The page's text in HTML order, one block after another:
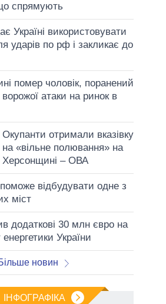
спрямують
Україні використовувати
ударів по рф і закликає до
помер чоловік, поранений
ворожої атаки на ринок в
Окупанти отримали вказівку
на «вільне полювання» на
Херсонщині – ОВА
відбудувати одне з
міст
додаткові 30 млн євро на
енергетики України
новин
ІНФОГРАФІКА